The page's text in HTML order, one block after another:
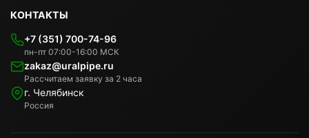
КОНТАКТЫ
+7 (351) 700-74-96
пн-пт 07:00-16:00 МСК
zakaz@uralpipe.ru
Рассчитаем заявку за 2 часа
г. Челябинск
Россия